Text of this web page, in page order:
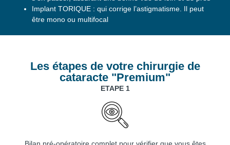
Implant TORIQUE : qui corrige l’astigmatisme. Il peut
être mono ou multifocal
Les étapes de votre chirurgie de
cataracte "Premium"
ETAPE 1